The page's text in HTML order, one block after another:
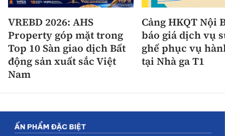
VREBD 2026: AHS
Property góp mặt trong
Top 10 Sàn giao dịch Bất
động sản xuất sắc Việt
Nam
Cảng HKQT Nội
báo giá dịch vụ
ghế phục vụ
tại Nhà ga T1